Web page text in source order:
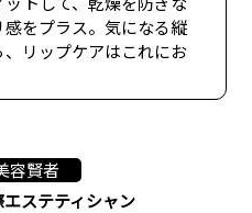
をプラス。気になる縦
リップケアはこれにお
容賢者
エステティシャン